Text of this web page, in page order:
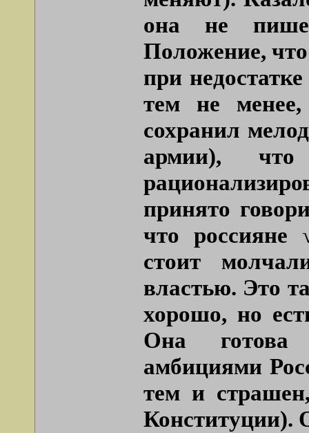
она не
Положение,
при
тем не
сохранил
армии), что
принято
что
стоит
властью. Это
хорошо, но
Она готова
амбициями
тем и
Конституции).